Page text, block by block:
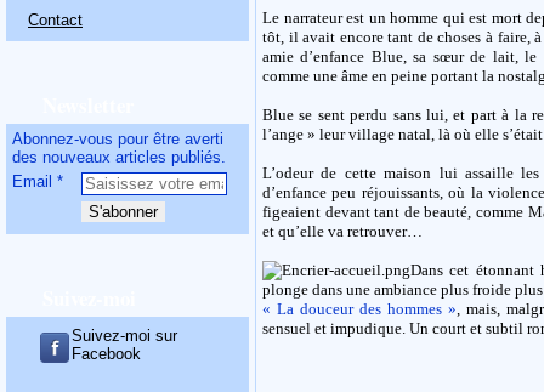
Contact
Abonnez-vous pour être averti
des nouveaux articles publiés.
Email
Suivez-moi sur
Facebook
Le narrateur est un homme qui est mort
tôt, il avait encore tant de choses à faire,
amie d’enfance Blue, sa sœur de lait,
comme une âme en peine portant la
Blue se sent perdu sans lui, et part à la
l’ange » leur village natal, là où elle
L’odeur de cette maison lui assaille
d’enfance peu réjouissants, où la
figeaient devant tant de beauté, comme
et qu’elle va retrouver…
Dans cet étonnant
plonge dans une ambiance plus froide
« La douceur des hommes », mais,
sensuel et impudique. Un court et subtil